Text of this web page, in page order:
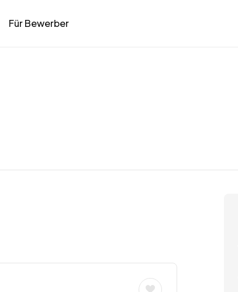
Für Bewerber